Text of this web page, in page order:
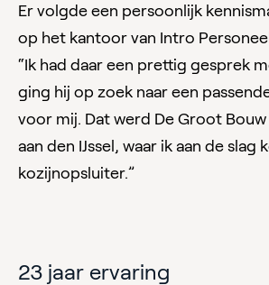
Er volgde een persoonlijk
op het kantoor van Intro
“Ik had daar een prettig gesprek
ging hij op zoek naar een
voor mij. Dat werd De Groot
aan den IJssel, waar ik aan de slag
kozijnopsluiter.”
23 jaar ervaring